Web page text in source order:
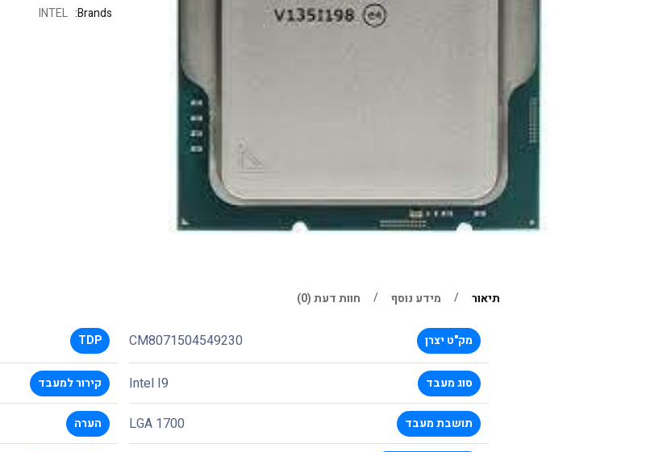
Brands:
INTEL
תיאור מידע נוסף חוות דעת (0)
מק"ט יצרן CM8071504549230
סוג מעבד Intel I9
תושבת מעבד LGA 1700
TDP
קירור למעבד
הערה